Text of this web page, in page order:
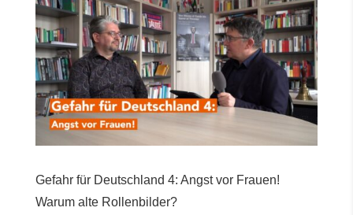
Gefahr für Deutschland 4: Angst vor Frauen!
Warum alte Rollenbilder?